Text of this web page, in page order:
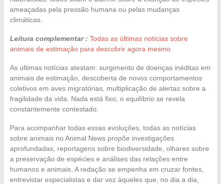
ameaçadas pela pressão humana ou pelas mudanças
climáticas.
Leitura complementar : Todas as últimas notícias sobre
animais de estimação para descobrir agora mesmo
As últimas notícias atestam: surgimento de doenças inéditas em
animais de estimação, descoberta de novos comportamentos
coletivos em aves migratórias, multiplicação de alertas sobre a
fragilidade da vida. Nada está fixo; o equilíbrio se revela
constantemente contestado.
Para acompanhar todas essas evoluções, todas as notícias
sobre animais no Animal News propõe investigações
aprofundadas, reportagens sobre biodiversidade, olhares sobre
a preservação de espécies e análises das relações entre
humanos e animais. A redação se empenha em cruzar fontes,
entrevistar especialistas e dar voz àqueles que, no dia a dia,